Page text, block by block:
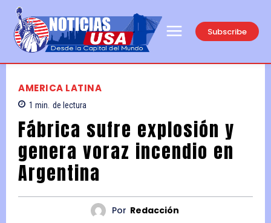
Subscribe
AMERICA LATINA
1 min. de lectura
Fábrica sufre explosión y
genera voraz incendio en
Argentina
Por Redacción